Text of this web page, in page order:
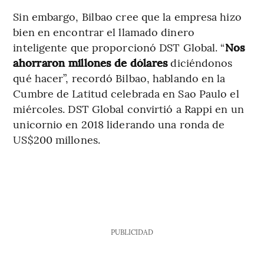
Sin embargo, Bilbao cree que la empresa hizo
bien en encontrar el llamado dinero
inteligente que proporcionó DST Global. “Nos
ahorraron millones de dólaresdiciéndonos
qué hacer”, recordó Bilbao, hablando en la
Cumbre de Latitud celebrada en Sao Paulo el
miércoles. DST Global convirtió a Rappi en un
unicornio en 2018 liderando una ronda de
US$200 millones.
PUBLICIDAD